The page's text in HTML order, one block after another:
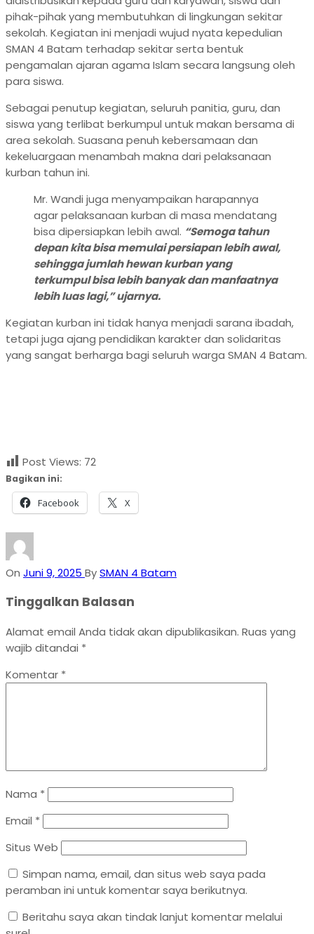
pihak-pihak yang membutuhkan di lingkungan sekitar
sekolah. Kegiatan ini menjadi wujud nyata kepedulian
SMAN 4 Batam terhadap sekitar serta bentuk
pengamalan ajaran agama Islam secara langsung oleh
para siswa.
Sebagai penutup kegiatan, seluruh panitia, guru, dan
siswa yang terlibat berkumpul untuk makan bersama di
area sekolah. Suasana penuh kebersamaan dan
kekeluargaan menambah makna dari pelaksanaan
kurban tahun ini.
Mr. Wandi juga menyampaikan harapannya
agar pelaksanaan kurban di masa mendatang
bisa dipersiapkan lebih awal. “Semoga tahun
depan kita bisa memulai persiapan lebih awal,
sehingga jumlah hewan kurban yang
terkumpul bisa lebih banyak dan manfaatnya
lebih luas lagi,” ujarnya.
Kegiatan kurban ini tidak hanya menjadi sarana ibadah,
tetapi juga ajang pendidikan karakter dan solidaritas
yang sangat berharga bagi seluruh warga SMAN 4 Batam.
Post Views: 72
Bagikan ini:
Facebook X
On Juni 9, 2025 BySMAN 4 Batam
Tinggalkan Balasan
Alamat email Anda tidak akan dipublikasikan. Ruas yang
wajib ditandai *
Komentar *
Nama *
Email *
Situs Web
Simpan nama, email, dan situs web saya pada
peramban ini untuk komentar saya berikutnya.
Beritahu saya akan tindak lanjut komentar melalui